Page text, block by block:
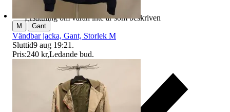
Ersättning om varan inte är som beskriven
M | Gant
Vändbar jacka, Gant, Storlek M
Sluttid9 aug 19:21 .
Pris:240 kr,Ledande bud.